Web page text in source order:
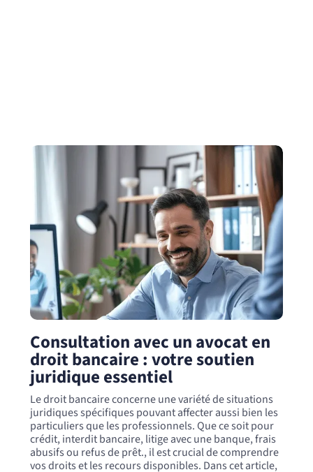
Consultation avec un avocat en
droit bancaire : votre soutien
juridique essentiel
Le droit bancaire concerne une variété de situations
juridiques spécifiques pouvant affecter aussi bien les
particuliers que les professionnels. Que ce soit pour
crédit, interdit bancaire, litige avec une banque, frais
abusifs ou refus de prêt., il est crucial de comprendre
vos droits et les recours disponibles. Dans cet article,